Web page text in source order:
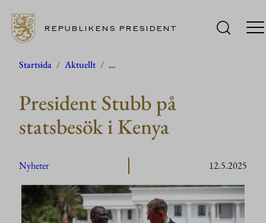
Hoppa
innehåll
REPUBLIKENS PRESIDENT
Startsida / Aktuellt / …
President Stubb på
statsbesök i Kenya
Nyheter 12.5.2025